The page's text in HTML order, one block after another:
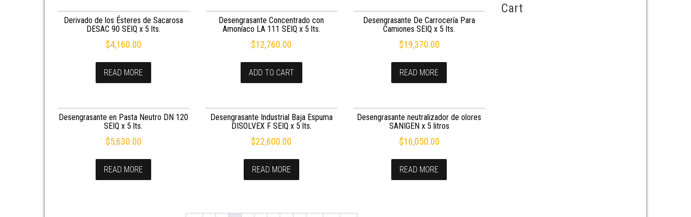
Derivado de los Ésteres de Sacarosa
DESAC 90 SEIQ x 5 lts.
$4,160.00
READ MORE
Desengrasante Concentrado con
Amoníaco LA 111 SEIQ x 5 lts.
$12,760.00
ADD TO CART
Desengrasante De Carrocería Para
Camiones SEIQ x 5 lts.
$19,370.00
READ MORE
Desengrasante en Pasta Neutro DN 120
SEIQ x 5 lts.
$5,630.00
READ MORE
Desengrasante Industrial Baja Espuma
DISOLVEX F SEIQ x 5 lts.
$22,600.00
READ MORE
Desengrasante neutralizador de olores
SANIGEN x 5 litros
$16,050.00
READ MORE
Cart